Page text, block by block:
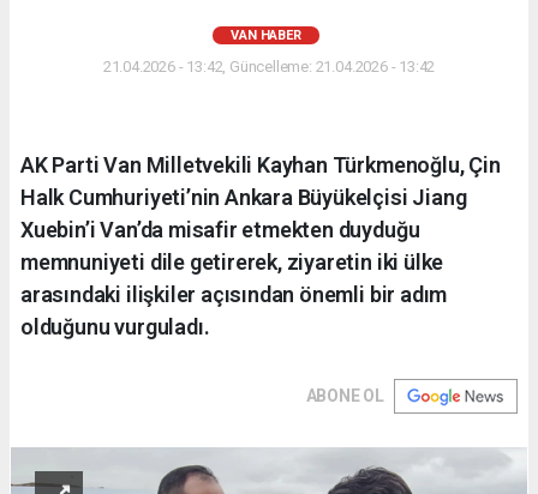
VAN HABER
21.04.2026 - 13:42, Güncelleme: 21.04.2026 - 13:42
AK Parti Van Milletvekili Kayhan Türkmenoğlu, Çin
Halk Cumhuriyeti’nin Ankara Büyükelçisi Jiang
Xuebin’i Van’da misafir etmekten duyduğu
memnuniyeti dile getirerek, ziyaretin iki ülke
arasındaki ilişkiler açısından önemli bir adım
olduğunu vurguladı.
ABONE OL